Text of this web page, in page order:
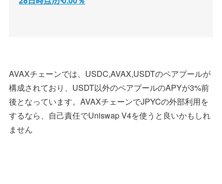
AVAXチェーンでは、USDC,AVAX,USDTのペアプールが
構成されており、USDT以外のペアプールのAPYが3%前
後となっています。AVAXチェーンでJPYCの外部利用を
するなら、自己責任でUniswap V4を使うと良いかもしれ
ません